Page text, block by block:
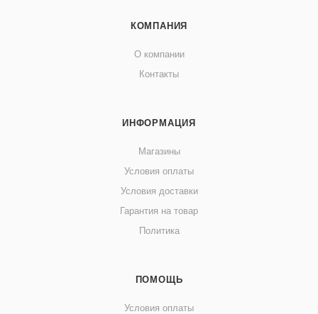
КОМПАНИЯ
О компании
Контакты
ИНФОРМАЦИЯ
Магазины
Условия оплаты
Условия доставки
Гарантия на товар
Политика
ПОМОЩЬ
Условия оплаты